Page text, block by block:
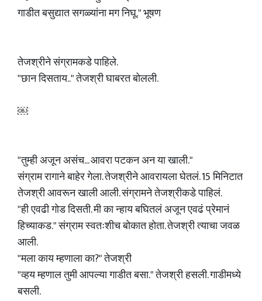
गाडीत बसुद्यात सगळ्यांना मग निघू." भूषण
तेजश्रीने संग्रामकडे पाहिले.
"छान दिसताय.." तेजश्री घाबरत बोलली.
￼
"तुम्ही अजून असंच... आवरा पटकन अन या खाली."
संग्राम रागाने बाहेर गेला. तेजश्रीने आवरायला घेतलं. 15 मिनिटात
तेजश्री आवरून खाली आली. संग्रामने तेजश्रीकडे पाहिलं.
"ही एवढी गोड दिसती. मी का न्हाय बघितलं अजून एवढं प्रेमानं
हिच्याकड." संग्राम स्वतःशीच बोकात होता. तेजश्री त्याचा जवळ
आली.
"मला काय म्हणाला का?" तेजश्री
"व्हय म्हणाल तुमी आपल्या गाडीत बसा." तेजश्री हसली. गाडीमध्ये
बसली.